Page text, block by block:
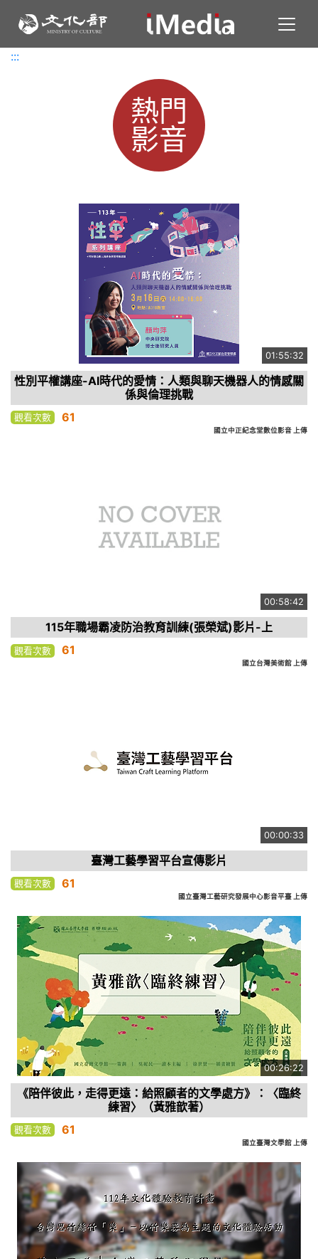
:::
:::
熱門
影音
01:55:32
性別平權講座-AI時代的愛情：人類與聊天機器人的情感關
係與倫理挑戰
觀看次數 61
國立中正紀念堂數位影音 上傳
00:58:42
115年職場霸凌防治教育訓練(張榮斌)影片-上
觀看次數 61
國立台灣美術館 上傳
00:00:33
臺灣工藝學習平台宣傳影片
觀看次數 61
國立臺灣工藝研究發展中心影音平臺 上傳
00:26:22
《陪伴彼此，走得更遠：給照顧者的文學處方》：〈臨終
練習〉（黃雅歆著）
觀看次數 61
國立臺灣文學館 上傳